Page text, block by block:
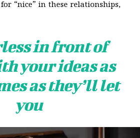
“nice” in these relationships,
in front of
your ideas as
as they’ll let
you